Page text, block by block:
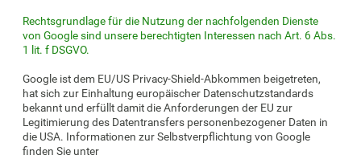
Rechtsgrundlage für die Nutzung der nachfolgenden Dienste
von Google sind unsere berechtigten Interessen nach Art. 6 Abs.
1 lit. f DSGVO.
Google ist dem EU/US Privacy-Shield-Abkommen beigetreten,
hat sich zur Einhaltung europäischer Datenschutzstandards
bekannt und erfüllt damit die Anforderungen der EU zur
Legitimierung des Datentransfers personenbezogener Daten in
die USA. Informationen zur Selbstverpflichtung von Google
finden Sie unter